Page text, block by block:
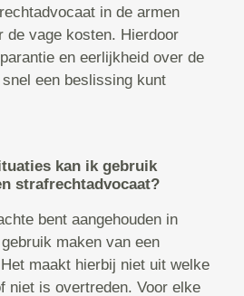
in de armen
de vage kosten. Hierdoor
en eerlijkheid over de
een beslissing kunt
kan ik gebruik
strafrechtadvocaat?
bent aangehouden in
maken van een
maakt hierbij niet uit welke
niet is overtreden. Voor elke